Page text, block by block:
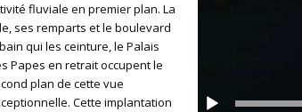
fluviale en premier plan. La
ses remparts et le boulevard
qui les ceinture, le Palais
Papes en retrait occupent le
plan de cette vue
Cette implantation